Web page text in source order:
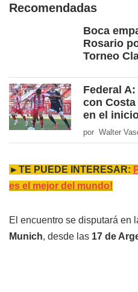
Recomendadas
Boca
Rosario
Torneo
Federal
con Costa
en el
por Walter
►TE PUEDE INTERESAR:
es el mejor del mundo!
El encuentro se disputará en
Munich, desde las 17 de